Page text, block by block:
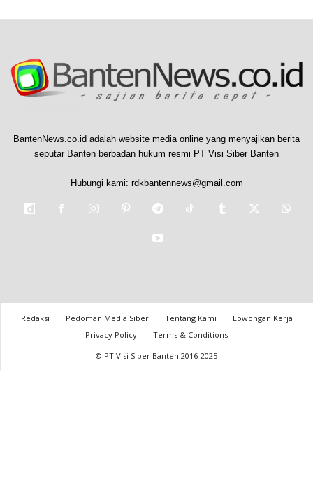
BantenNews.co.id adalah website media online yang menyajikan berita
seputar Banten berbadan hukum resmi PT Visi Siber Banten
Hubungi kami: rdkbantennews@gmail.com
Redaksi Pedoman Media Siber Tentang Kami
Lowongan Kerja
Privacy Policy
Terms & Conditions
© PT Visi Siber Banten 2016-2025